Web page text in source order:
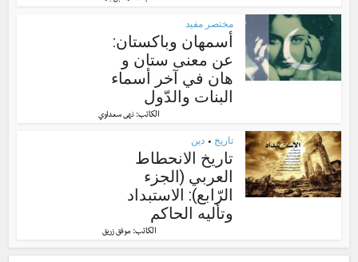
مختصر مفيد
أسمهان وباكستان:
عن معنى ستان و
هان في آخر أسماء
البنات والدّول
الكاتب: نهى سعداوي
تاريخ • دين
تاريخ الانحطاط
العربي (الجزء
الرّابع): الاستبداد
وتأليه الحاكم
الكاتب:موفق زريق